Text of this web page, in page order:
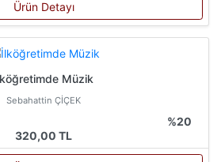
Ürün Detayı
Müzik
Sebahattin ÇİÇEK
%20
320,00 TL